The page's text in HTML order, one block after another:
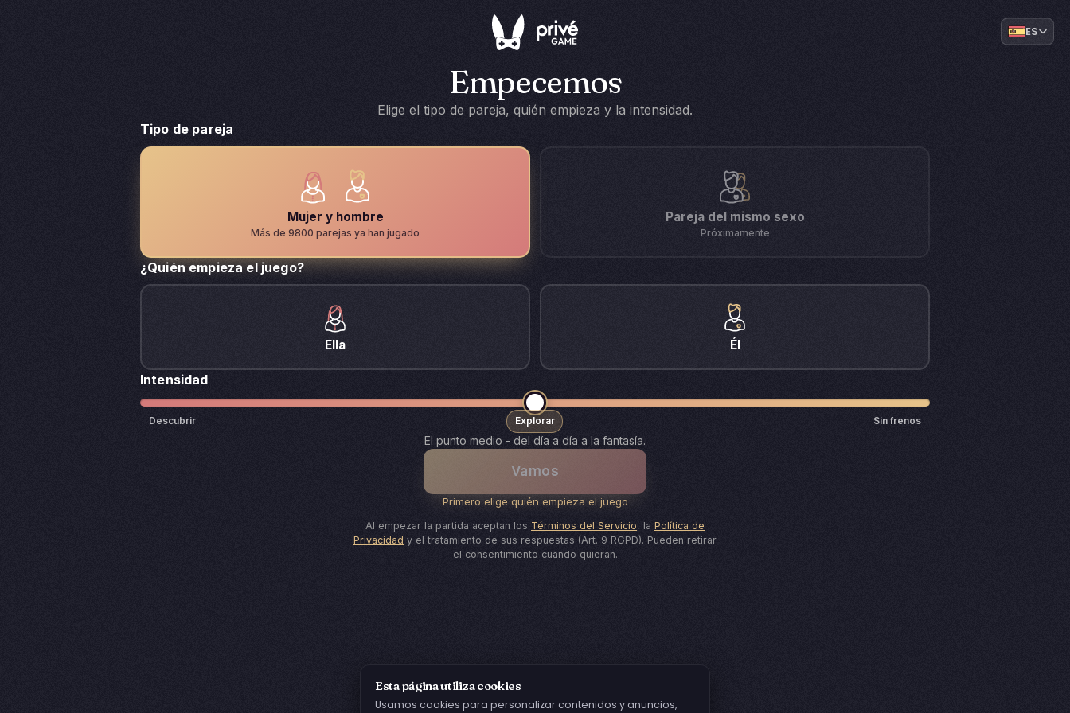
Empecemos
Elige el tipo de pareja, quién empieza y la intensidad.
Tipo de pareja
Mujer y hombre
Más de 9800 parejas ya han jugado
Pareja del mismo sexo
Próximamente
¿Quién empieza el juego?
Ella Él
Intensidad
Descubrir Explorar Sin frenos
El punto medio - del día a día a la fantasía.
Vamos
Primero elige quién empieza el juego
Al empezar la partida aceptan los Términos del Servicio, la Política de
Privacidad y el tratamiento de sus respuestas (Art. 9 RGPD). Pueden retirar
el consentimiento cuando quieran.
ES
Esta página utiliza cookies
Usamos cookies para personalizar contenidos y anuncios,